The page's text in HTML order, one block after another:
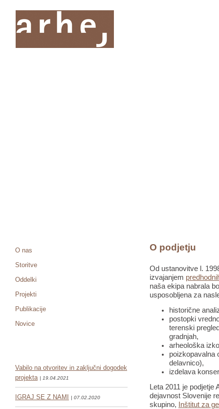
O nas
Storitve
Oddelki
Projekti
Publikacije
Novice
Vabilo na otvoritev in zaključni dogodek
projekta | 19.04.2021
IGRAJ SE Z NAMI | 07.02.2020
O podjetju
Od ustanovitve l.
izvajanjem
naša ekipa nabrala
usposobljena za
historične
postopki
terenski
gradnjah,
arheološka
poizkopavalna
delavnico),
izdelava
Leta 2011 je
dejavnost Slovenije
skupino,
Inštitut za